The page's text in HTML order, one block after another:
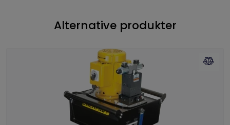
Alternative produkter